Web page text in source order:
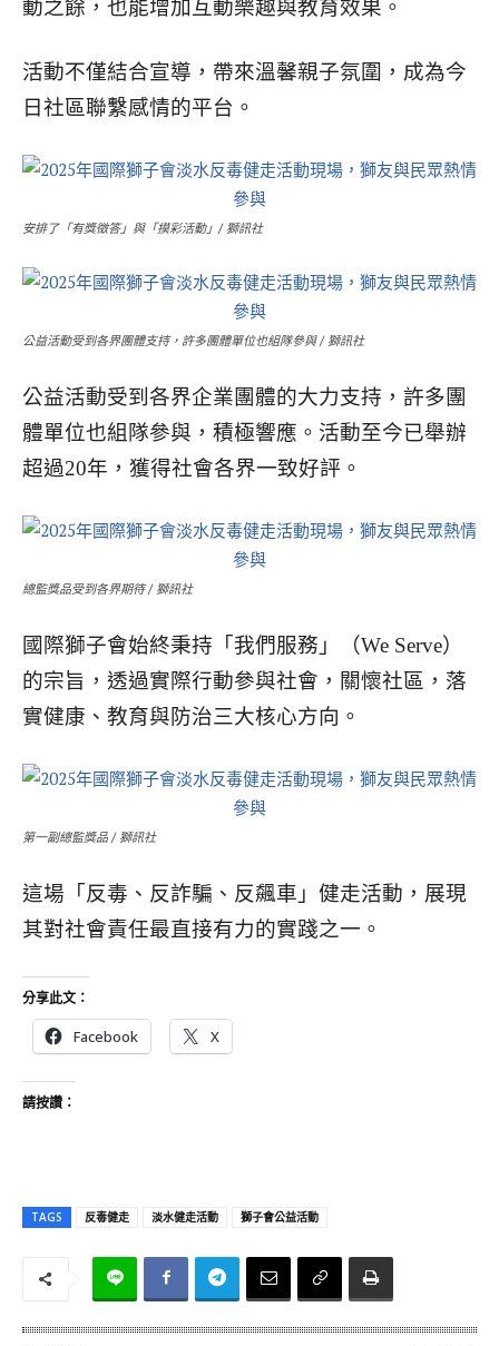
動之餘，也能增加互動樂趣與教育效果。
活動不僅結合宣導，帶來溫馨親子氛圍，成為今
日社區聯繫感情的平台。
安排了「有獎徵答」與「摸彩活動」/ 獅訊社
公益活動受到各界團體支持，許多團體單位也組隊參與 / 獅訊社
公益活動受到各界企業團體的大力支持，許多團
體單位也組隊參與，積極響應。活動至今已舉辦
超過20年，獲得社會各界一致好評。
總監獎品受到各界期待 / 獅訊社
國際獅子會始終秉持「我們服務」（We Serve）
的宗旨，透過實際行動參與社會，關懷社區，落
實健康、教育與防治三大核心方向。
第一副總監獎品 / 獅訊社
這場「反毒、反詐騙、反飆車」健走活動，展現
其對社會責任最直接有力的實踐之一。
分享此文：
Facebook X
請按讚：
TAGS 反毒健走 淡水健走活動 獅子會公益活動